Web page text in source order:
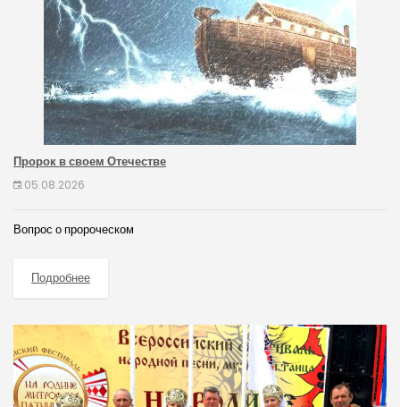
Пророк в своем Отечестве
05.08.2026
Вопрос о пророческом
Подробнее